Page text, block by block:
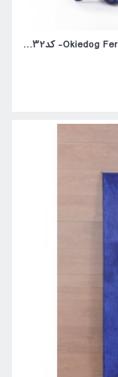
ساک لوازم نوزاد شاتل اوکی داگ آبی فریو Okiedog Ferio Delft blue- کد31032